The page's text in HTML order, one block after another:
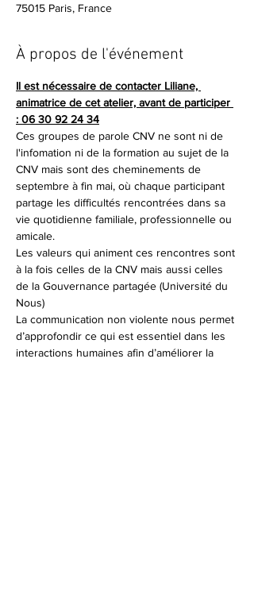
75015 Paris, France
À propos de l'événement
Il est nécessaire de contacter Liliane,
animatrice de cet atelier, avant de participer
: 06 30 92 24 34
Ces groupes de parole CNV ne sont ni de
l'infomation ni de la formation au sujet de la
CNV mais sont des cheminements de
septembre à fin mai, où chaque participant
partage les difficultés rencontrées dans sa
vie quotidienne familiale, professionnelle ou
amicale.
Les valeurs qui animent ces rencontres sont
à la fois celles de la CNV mais aussi celles
de la Gouvernance partagée (Université du
Nous)
La communication non violente nous permet
d’approfondir ce qui est essentiel dans les
interactions humaines afin d’améliorer la